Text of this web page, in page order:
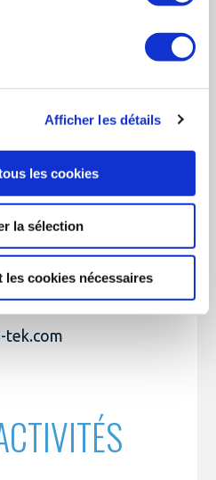
Afficher les détails
les cookies
la sélection
les cookies nécessaires
99
tek.com